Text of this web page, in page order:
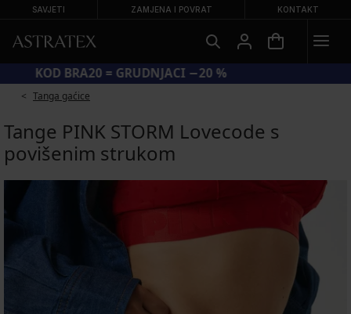
SAVJETI ZAMJENA I POVRAT KONTAKT
KOD BRA20 = GRUDNJACI −20 %
Tanga gaćice
Tange PINK STORM Lovecode s
povišenim strukom